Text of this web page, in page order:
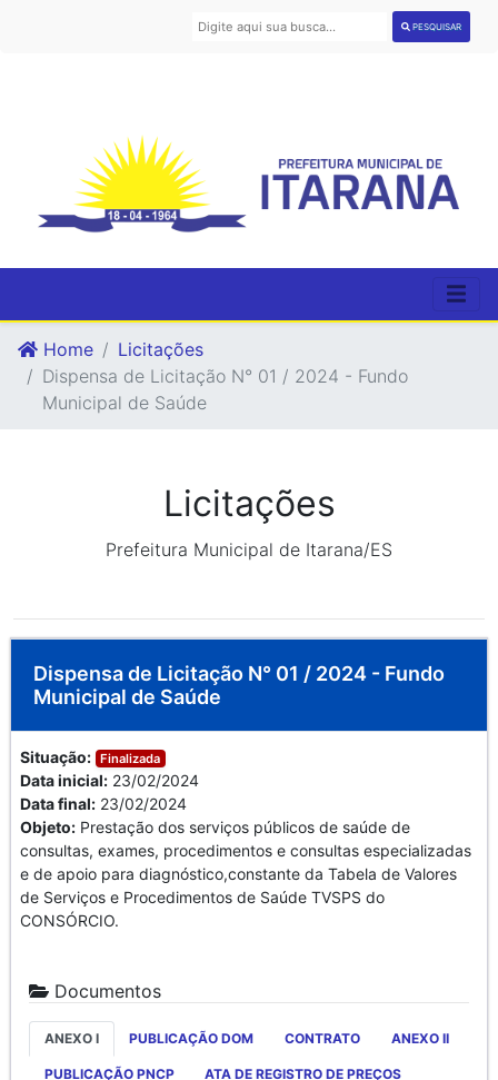
PESQUISAR
Home
Licitações
Dispensa de Licitação N° 01 / 2024 - Fundo
Municipal de Saúde
Licitações
Prefeitura Municipal de Itarana/ES
Dispensa de Licitação N° 01 / 2024 - Fundo
Municipal de Saúde
Situação: Finalizada
Data inicial: 23/02/2024
Data final: 23/02/2024
Objeto: Prestação dos serviços públicos de saúde de
consultas, exames, procedimentos e consultas especializadas
e de apoio para diagnóstico,constante da Tabela de Valores
de Serviços e Procedimentos de Saúde TVSPS do
CONSÓRCIO.
Documentos
ANEXO I PUBLICAÇÃO DOM CONTRATO ANEXO II
PUBLICAÇÃO PNCP ATA DE REGISTRO DE PREÇOS